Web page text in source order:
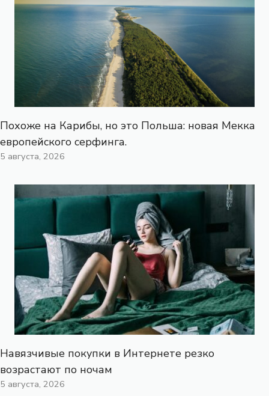
Похоже на Карибы, но это Польша: новая Мекка
европейского серфинга.
5 августа, 2026
Навязчивые покупки в Интернете резко
возрастают по ночам
5 августа, 2026